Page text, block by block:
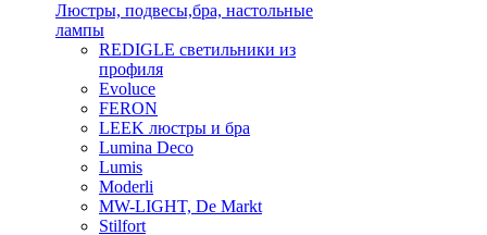
Люстры, подвесы,бра, настольные
лампы
REDIGLE светильники из
профиля
Evoluce
FERON
LEEK люстры и бра
Lumina Deco
Lumis
Moderli
MW-LIGHT, De Markt
Stilfort